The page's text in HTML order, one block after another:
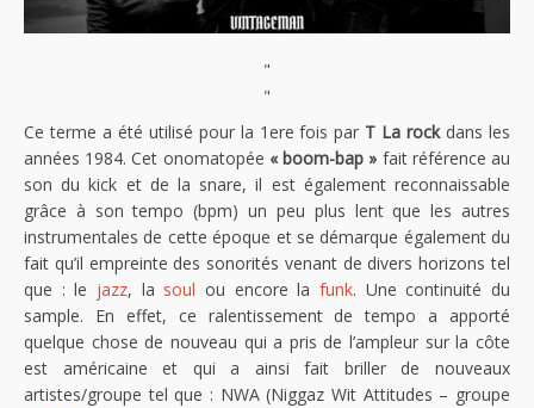
"
"
Ce terme a été utilisé pour la 1ere fois par T La rockdans les
années 1984. Cet onomatopée « boom-bap » fait référence au
son du kick et de la snare, il est également reconnaissable
grâce à son tempo (bpm) un peu plus lent que les autres
instrumentales de cette époque et se démarque également du
fait qu’il empreinte des sonorités venant de divers horizons tel
que : le jazz, la soul ou encore lafunk. Une continuité du
sample. En effet, ce ralentissement de tempo a apporté
quelque chose de nouveau qui a pris de l’ampleur sur la côte
est américaine et qui a ainsi fait briller de nouveaux
artistes/groupe tel que : NWA (Niggaz Wit Attitudes – groupe